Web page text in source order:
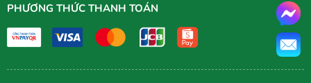
PHƯƠNG THỨC THANH TOÁN